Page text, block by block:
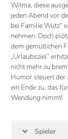
Wilma, diese
jeden Abend vor
bei Familie Wutz“
nehmen. Doch
dem gemütlichen
„Urlaubsziel“
nicht mehr zu
Humor steuert
ein Ende zu, das
Wendung nimmt!
Spieler